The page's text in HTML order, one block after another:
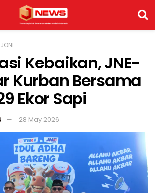
Kebaikan, JNE-
Kurban Bersama
Ekor Sapi
28 May 2026